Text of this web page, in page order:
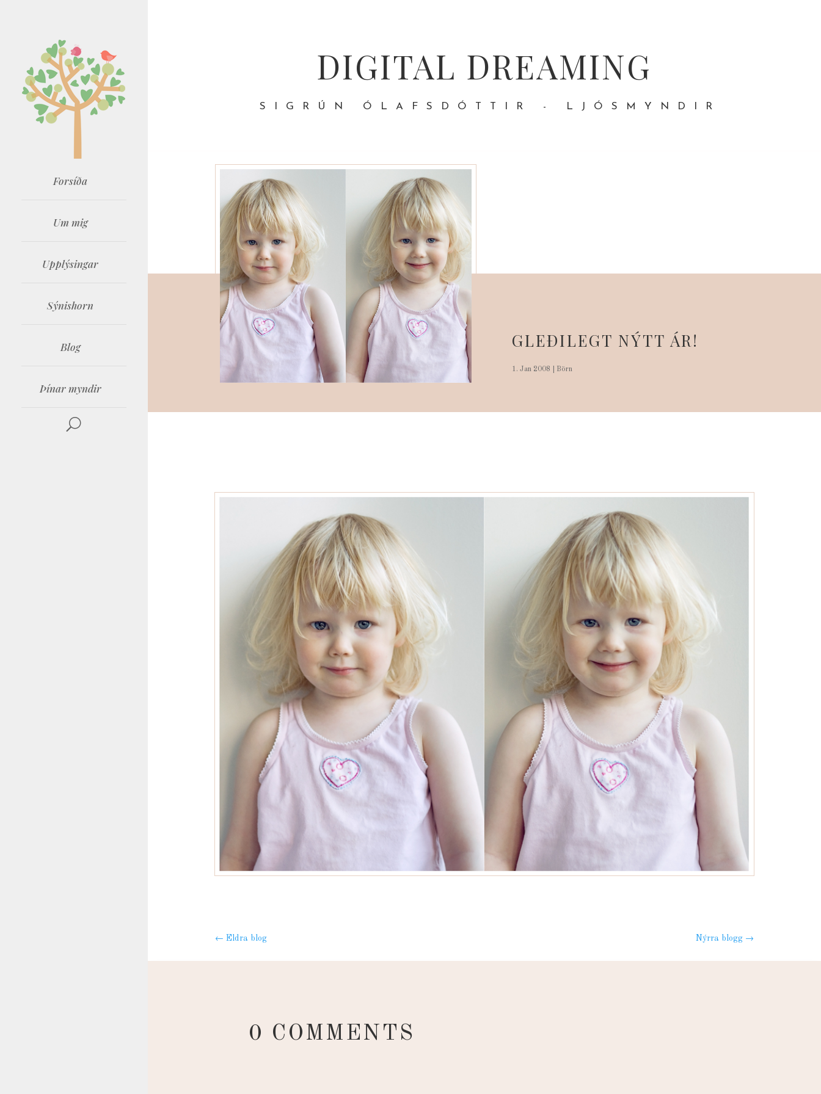
DIGITAL DREAMING
SIGRÚN ÓLAFSDÓTTIR - LJÓSMYNDIR
Forsíða
Um mig
Upplýsingar
Sýnishorn
Blog
Þínar myndir
GLEÐILEGT NÝTT ÁR!
1. Jan 2008 Börn
←Eldra blog Nýrra blogg→
0 COMMENTS